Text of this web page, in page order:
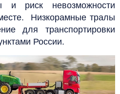
и риск невозможности
Низкорамные тралы
для транспортировки
России.